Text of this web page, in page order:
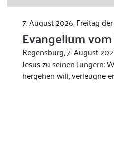
7. August 2026, Freitag
Evangelium
Regensburg, 7. August
Jesus zu seinen Jüngern:
hergehen will, verleugne